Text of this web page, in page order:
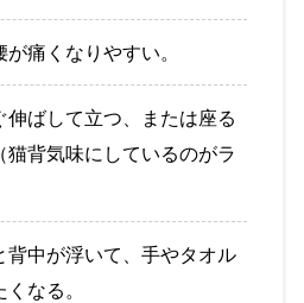
痛くなりやすい。
伸ばして立つ、または座る
猫背気味にしているのがラ
背中が浮いて、手やタオル
なる。